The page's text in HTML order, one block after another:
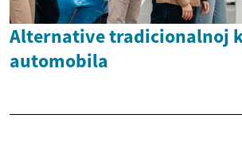
Alternative tradicionalnoj
automobila